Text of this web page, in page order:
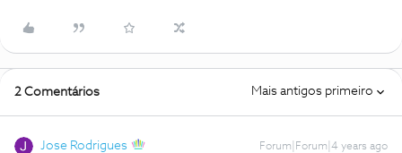
2 Comentários Mais antigos primeiro
Jose Rodrigues Forum|Forum|4 years ago